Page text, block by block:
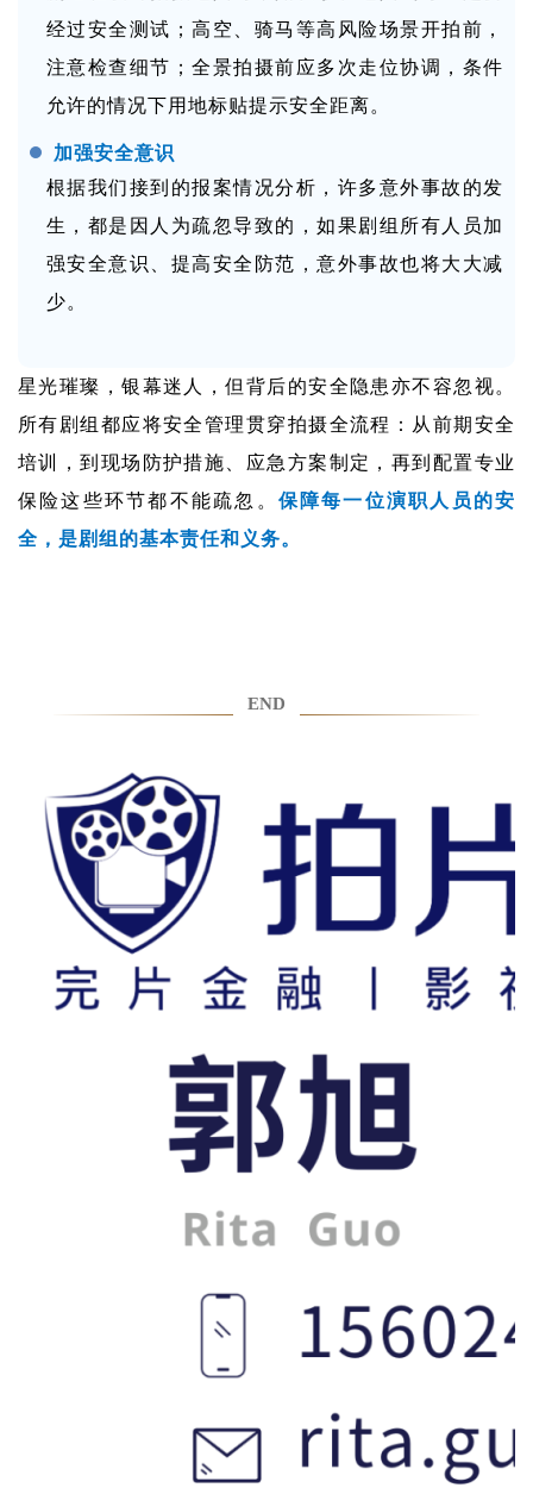
经过安全测试；高空、骑马等高风险场景开拍前，
注意检查细节； 全景拍摄前应多次走位协调，条件
允许的情况下用地标贴提示安全距离。
加强安全意识
根据我们接到的报案情况分析，许多意外事故的发
生，都是因人为疏忽导致的，如果剧组所有人员加
强安全意识、提高安全防范，意外事故也将大大减
少。
星光璀璨，银幕迷人，但背后的安全隐患亦不容忽视。
所有剧组都应将安全管理贯穿拍摄全流程：从前期安全
培训，到现场防护措施、应急方案制定，再到配置专业
保险这些环节都不能疏忽。 保障每一位演职人员的安
全，是剧组的基本责任和义务。
END